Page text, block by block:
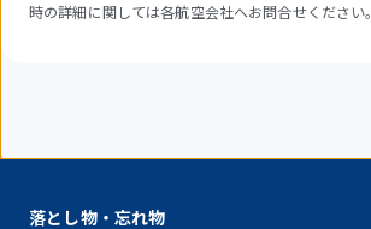
時の詳細に関しては各航空会社へお問合せください。
落とし物・忘れ物